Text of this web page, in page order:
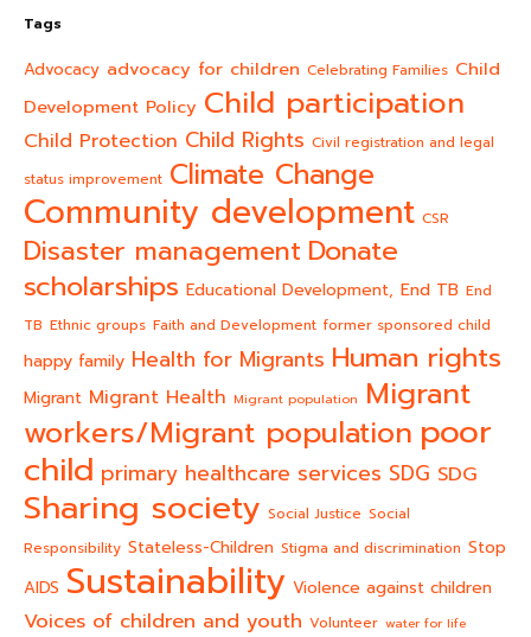
Tags
Advocacy advocacy for children Celebrating Families Child
Development Policy Child participation
Child Protection Child Rights Civil registration and legal
status improvement Climate Change
Community development CSR
Disaster management Donate
scholarships Educational Development, End TB End
TB Ethnic groups Faith and Development former sponsored child
happy family Health for Migrants Human rights
Migrant Migrant Health Migrant population Migrant
workers/Migrant population poor
child primary healthcare services SDG SDG
Sharing society Social Justice Social
Responsibility Stateless-Children Stigma and discrimination Stop
AIDS Sustainability Violence against children
Voices of children and youth Volunteer water for life